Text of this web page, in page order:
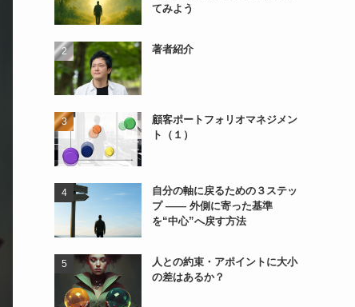
てみよう
著者紹介
顧客ポートフォリオマネジメン
ト（１）
自分の軸に戻るための３ステッ
プ ―― 外側に寄った基準
を“中心”へ戻す方法
人との約束・アポイントに大小
の差はあるか？